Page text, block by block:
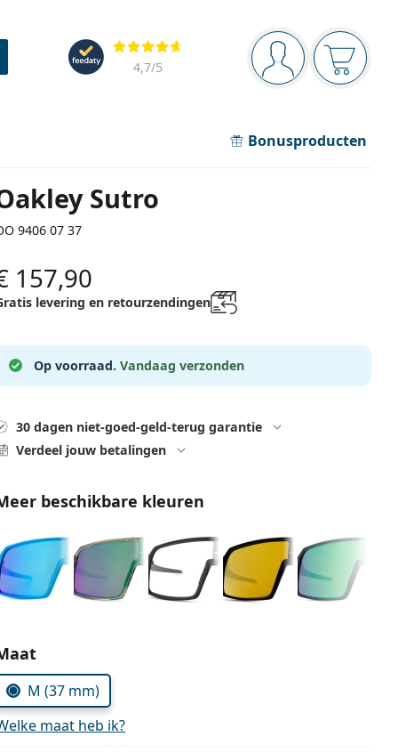
Navigatie
Je bent ingelogd
Jouw
Beoordelingen
4,7/5
Bonusproducten
Sutro
9406 07 37
157,90
levering en retourzendingen
Op voorraad. Vandaag verzonden
30 dagen niet-goed-geld-terug garantie
Verdeel jouw betalingen
beschikbare kleuren
parameters:
M (37 mm)
maat heb ik?